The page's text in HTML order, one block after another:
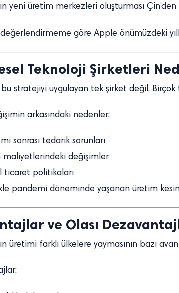
yeni üretim merkezleri oluşturması
göre Apple önümüzdeki
Teknoloji Şirketleri
stratejiyi uygulayan tek şirket değil.
arkasındaki nedenler:
sonrası tedarik sorunları
maliyetlerindeki değişimler
ticaret politikaları
pandemi döneminde yaşanan üretim
ve Olası
üretimi farklı ülkelere yaymasının bazı